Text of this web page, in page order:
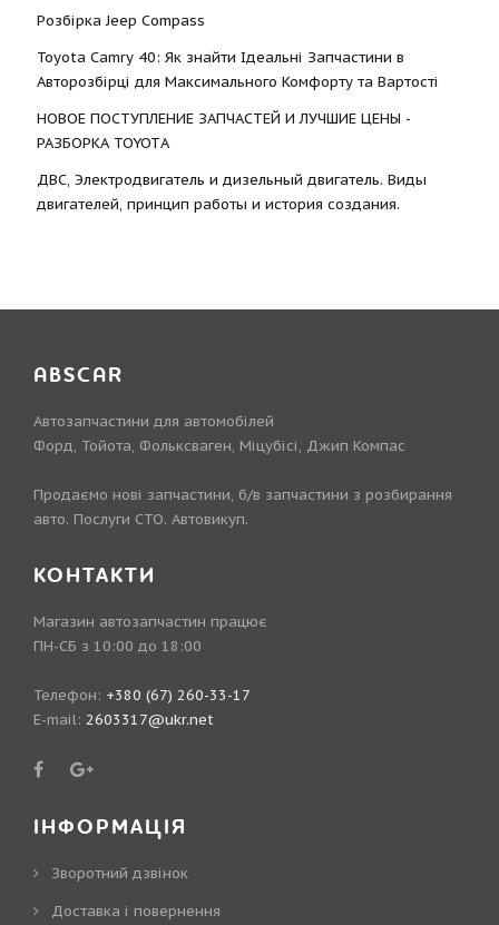
Розбірка Jeep Compass
Toyota Camry 40: Як знайти Ідеальні Запчастини в
Авторозбірці для Максимального Комфорту та Вартості
НОВОЕ ПОСТУПЛЕНИЕ ЗАПЧАСТЕЙ И ЛУЧШИЕ ЦЕНЫ -
РАЗБОРКА TOYOTА
ДВС, Электродвигатель и дизельный двигатель. Виды
двигателей, принцип работы и история создания.
ABSCAR
Автозапчастини для автомобілей
Форд, Тойота, Фольксваген, Міцубісі, Джип Компас
Продаємо нові запчастини, б/в запчастини з розбирання
авто. Послуги СТО. Автовикуп.
КОНТАКТИ
Магазин автозапчастин працює
ПН-СБ з 10:00 до 18:00
Телефон: +380 (67) 260-33-17
E-mail: 2603317@ukr.net
ІНФОРМАЦІЯ
Зворотний дзвінок
Доставка і повернення